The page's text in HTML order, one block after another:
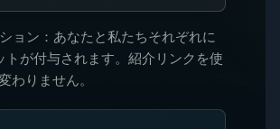
ョン：あなたと私たちそれぞれに
トが付与されます。紹介リンクを使
わりません。